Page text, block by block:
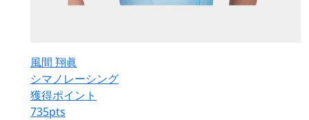
風間 翔眞
シマノレーシング
獲得ポイント
735pts